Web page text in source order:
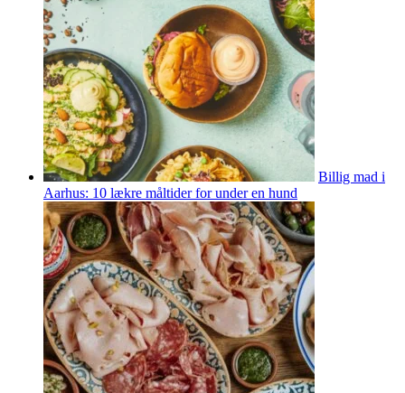
Billig mad i
Aarhus: 10 lækre måltider for under en hund